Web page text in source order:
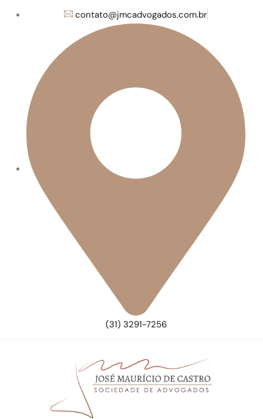
contato@jmcadvogados.com.br
(31) 3291-7256